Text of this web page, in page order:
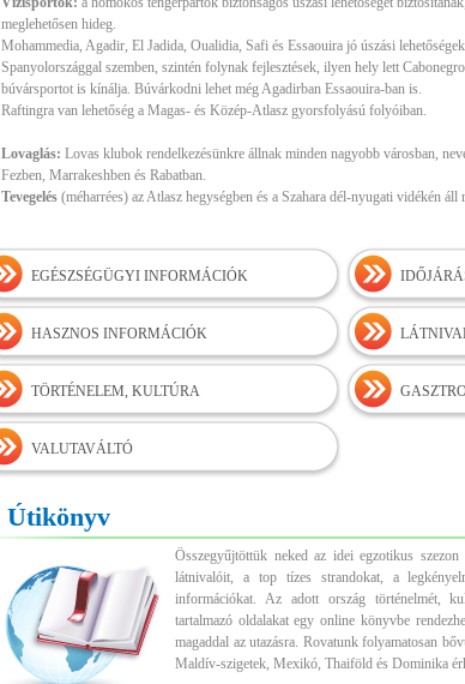
meglehetősen hideg.
Mohammedia, Agadir, El Jadida, Oualidia, Safi és Essaouira jó úszási
Spanyolországgal szemben, szintén folynak fejlesztések, ilyen hely lett
búvársportot is kínálja. Búvárkodni lehet még Agadirban Essaouira-ban is.
Raftingra van lehetőség a Magas- és Közép-Atlasz gyorsfolyású folyóiban.
Lovaglás: Lovas klubok rendelkezésünkre állnak minden nagyobb városban,
Fezben, Marrakeshben és Rabatban.
Tevegelés (méharrées) az Atlasz hegységben és a Szahara dél-nyugati vidékén áll
EGÉSZSÉGÜGYI INFORMÁCIÓK
HASZNOS INFORMÁCIÓK
TÖRTÉNELEM, KULTÚRA
VALUTAVÁLTÓ
Útikönyv
Összegyűjtöttük neked az idei egzotikus
látnivalóit, a top tízes strandokat, a
információkat. Az adott ország történelmét,
tartalmazó oldalakat egy online könyvbe
magaddal az utazásra. Rovatunk folyamatosan
Maldív-szigetek, Mexikó, Thaiföld és Dominika